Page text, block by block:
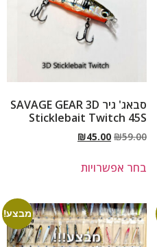
סבאג' גיר SAVAGE GEAR 3D
Sticklebait Twitch 45S
₪59.00
₪45.00
בחר אפשרויות
מבצע!